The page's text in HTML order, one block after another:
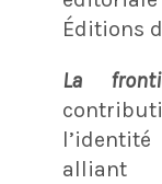
Éditions
La
alliant